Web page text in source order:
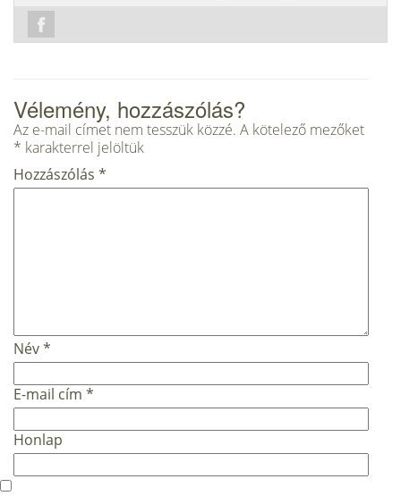
Vélemény, hozzászólás?
Az e-mail címet nem tesszük közzé. A kötelező mezőket
* karakterrel jelöltük
Hozzászólás *
Név*
E-mail cím *
Honlap